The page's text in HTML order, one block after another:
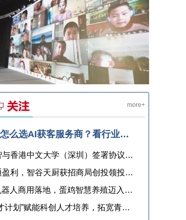
more+
东莞工厂怎么选AI获客服务商？看行业聚焦、方法论、安全承诺与表达方式四点
超擎数智与香港中文大学（深圳）签署协议，共建人工智能和边缘计算联合实验室，打造产学研用协同创新高地
率先跑通盈利，智谷天厨获招商局创投领投近亿元融资
魔芋AI机器人商用落地，蛋鸡智慧养殖迈入AI检测时代
“科创英才计划”赋能科创人才培养，拓宽青年职业发展新通道